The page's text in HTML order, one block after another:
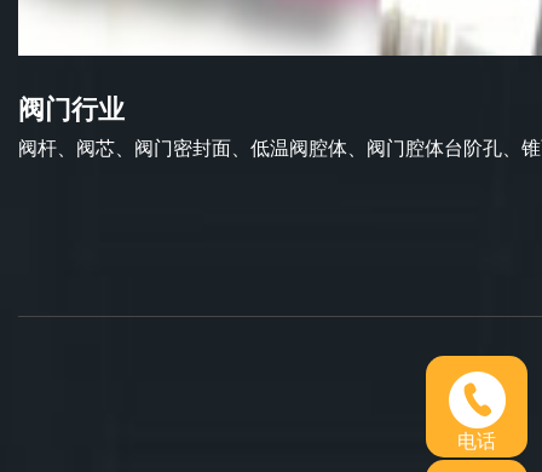
阀门行业
阀杆、阀芯、阀门密封面、低温阀腔体、阀门腔体台阶孔、
电话